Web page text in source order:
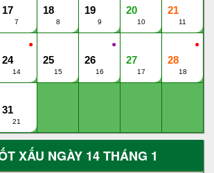
17
7
18
8
19
9
20
10
21
11
●
24
14
25
15
●
26
16
27
17
●
28
18
31
21
XẤU NGÀY 14 THÁNG 1